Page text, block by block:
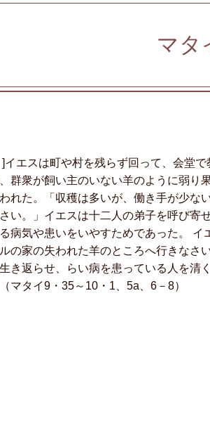
マタ
]イエスは町や村を残らず回って、会堂
群衆が飼い主のいない羊のように弱り
れた。「収穫は多いが、働き手が少な
い。」イエスは十二人の弟子を呼び寄
病気や患いをいやすためであった。
ルの家の失われた羊のところへ行きな
き返らせ、らい病を患っている人を清
マタイ9・35～10・1、5a、6－8）